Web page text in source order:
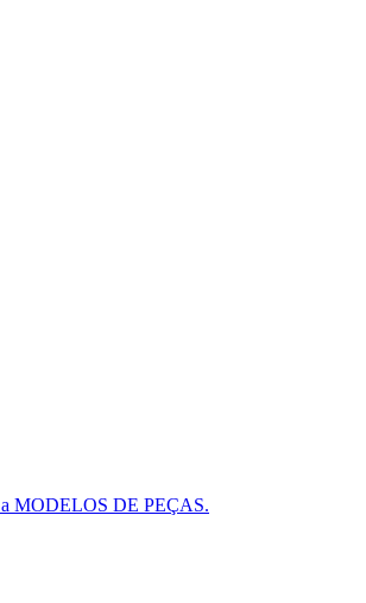
a MODELOS DE PEÇAS.